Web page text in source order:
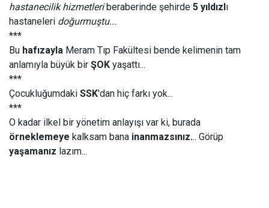
hastanecilik hizmetleri beraberinde şehirde 5 yıldızlı
hastaneleri doğurmuştu...
***
Bu hafızayla Meram Tıp Fakültesi bende kelimenin tam
anlamıyla büyük bir ŞOK yaşattı...
***
Çocukluğumdaki SSK'dan hiç farkı yok...
***
O kadar ilkel bir yönetim anlayışı var ki, burada
örneklemeye kalksam bana inanmazsınız... Görüp
yaşamanız lazım...